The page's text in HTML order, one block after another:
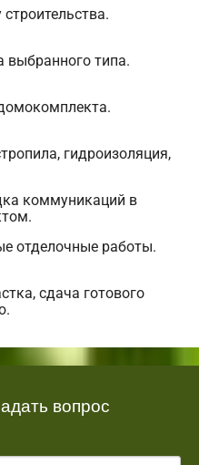
типа.
гидроизоляция,
коммуникаций в
отделочные работы.
сдача готового
вопрос